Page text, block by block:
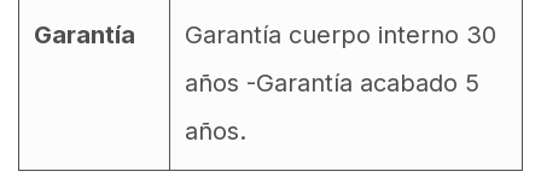
Garantía
Garantía cuerpo interno 30
años -Garantía acabado 5
años.